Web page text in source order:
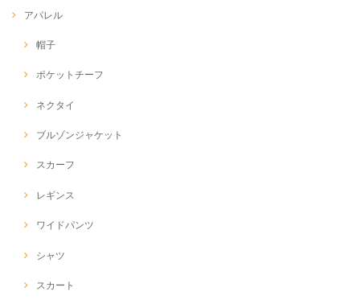
アパレル
帽子
ポケットチーフ
ネクタイ
ブルゾンジャケット
スカーフ
レギンス
ワイドパンツ
シャツ
スカート